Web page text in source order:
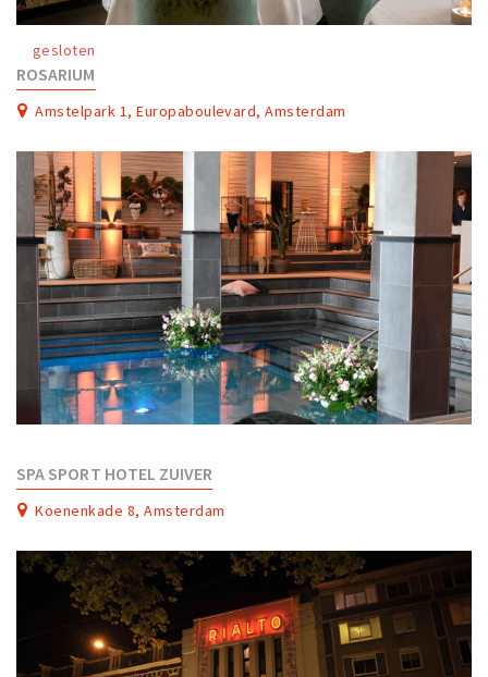
Work
Education
Magazine
Columns
Interviews
Hello Zuidas Articles
About Hello Zuidas
Programme
Membership
Partner Apps
Inloggen
gesloten
ROSARIUM
Amstelpark 1, Europaboulevard, Amsterdam
SPA SPORT HOTEL ZUIVER
Koenenkade 8, Amsterdam